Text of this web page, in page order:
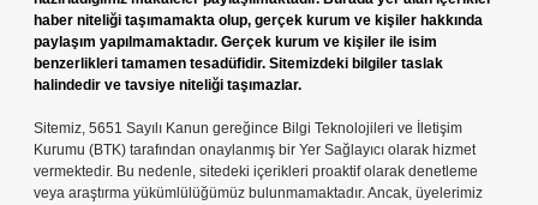
haber niteliği taşımamakta olup, gerçek kurum ve kişiler hakkında
paylaşım yapılmamaktadır. Gerçek kurum ve kişiler ile isim
benzerlikleri tamamen tesadüfidir. Sitemizdeki bilgiler taslak
halindedir ve tavsiye niteliği taşımazlar.
Sitemiz, 5651 Sayılı Kanun gereğince Bilgi Teknolojileri ve İletişim
Kurumu (BTK) tarafından onaylanmış bir Yer Sağlayıcı olarak hizmet
vermektedir. Bu nedenle, sitedeki içerikleri proaktif olarak denetleme
veya araştırma yükümlülüğümüz bulunmamaktadır. Ancak, üyelerimiz